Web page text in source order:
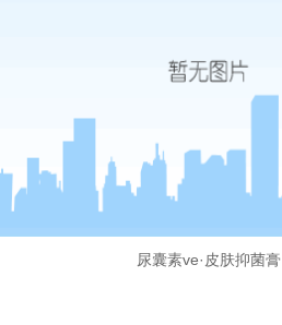
尿囊素ve·皮肤抑菌膏